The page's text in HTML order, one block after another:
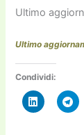
Ultimo
Ultimo
Condividi: